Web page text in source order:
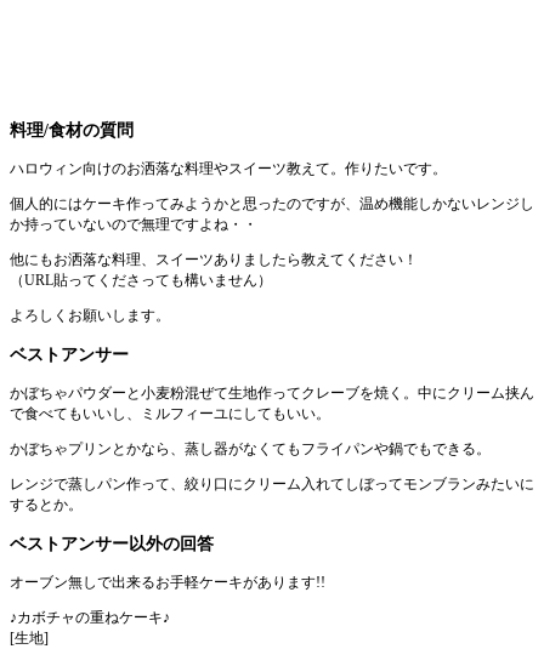
料理/食材の質問
ハロウィン向けのお洒落な料理やスイーツ教えて。作りたいです。
個人的にはケーキ作ってみようかと思ったのですが、温め機能しかないレンジし
か持っていないので無理ですよね・・
他にもお洒落な料理、スイーツありましたら教えてください！
（URL貼ってくださっても構いません）
よろしくお願いします。
ベストアンサー
かぼちゃパウダーと小麦粉混ぜて生地作ってクレーブを焼く。中にクリーム挟ん
で食べてもいいし、ミルフィーユにしてもいい。
かぼちゃプリンとかなら、蒸し器がなくてもフライパンや鍋でもできる。
レンジで蒸しパン作って、絞り口にクリーム入れてしぼってモンブランみたいに
するとか。
ベストアンサー以外の回答
オーブン無しで出来るお手軽ケーキがあります!!
♪カボチャの重ねケーキ♪
[生地]